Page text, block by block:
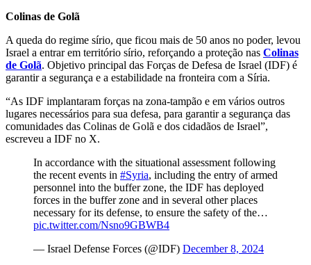
Colinas de Golã
A queda do regime sírio, que ficou mais de 50 anos no poder, levou
Israel a entrar em território sírio, reforçando a proteção nas Colinas
de Golã. Objetivo principal das Forças de Defesa de Israel (IDF) é
garantir a segurança e a estabilidade na fronteira com a Síria.
“As IDF implantaram forças na zona-tampão e em vários outros
lugares necessários para sua defesa, para garantir a segurança das
comunidades das Colinas de Golã e dos cidadãos de Israel”,
escreveu a IDF no X.
In accordance with the situational assessment following
the recent events in #Syria, including the entry of armed
personnel into the buffer zone, the IDF has deployed
forces in the buffer zone and in several other places
necessary for its defense, to ensure the safety of the…
pic.twitter.com/Nsno9GBWB4
— Israel Defense Forces (@IDF) December 8, 2024